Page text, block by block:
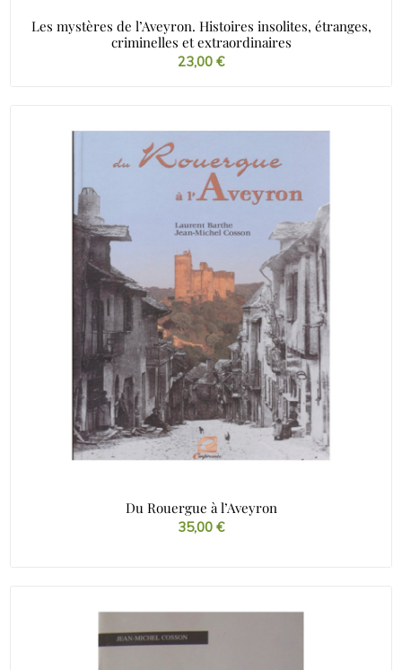
Les mystères de l’Aveyron. Histoires insolites, étranges,
criminelles et extraordinaires
23,00 €
Du Rouergue à l’Aveyron
35,00 €